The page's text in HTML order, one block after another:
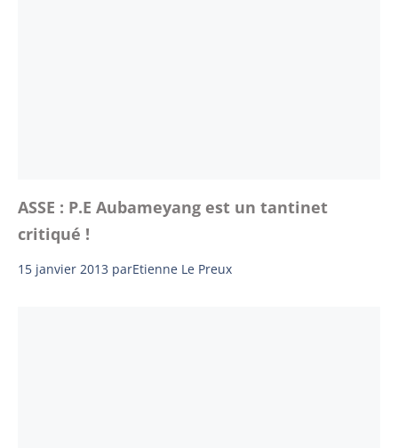
ASSE : P.E Aubameyang est un tantinet
critiqué !
15 janvier 2013 parEtienne Le Preux